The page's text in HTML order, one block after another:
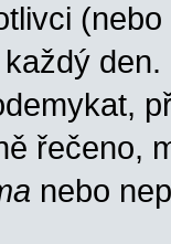
řečeno,
nebo